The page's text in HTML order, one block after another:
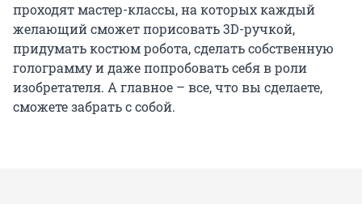
проходят мастер-классы, на которых каждый
желающий сможет порисовать 3D-ручкой,
придумать костюм робота, сделать собственную
голограмму и даже попробовать себя в роли
изобретателя. А главное – все, что вы сделаете,
сможете забрать с собой.